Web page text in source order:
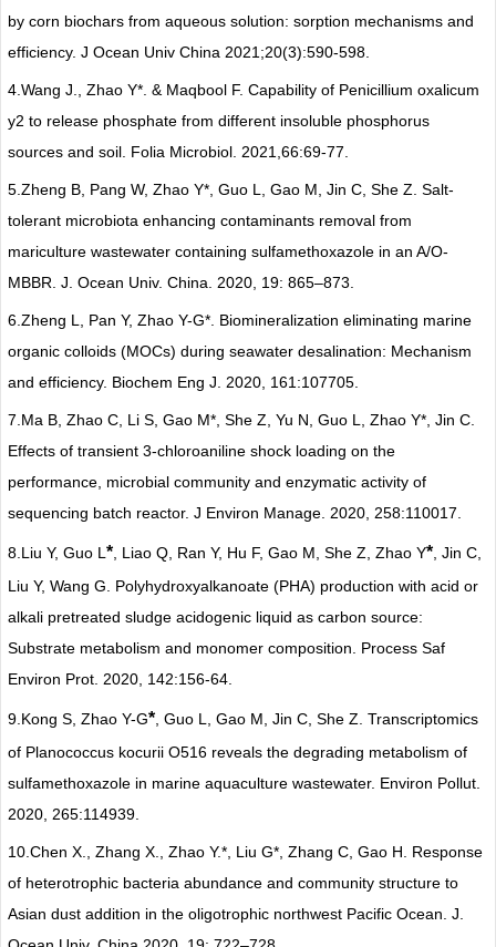
by corn biochars from aqueous solution: sorption mechanisms and
efficiency. J Ocean Univ China 2021;20(3):590-598.
4. Wang J., Zhao Y*. & Maqbool F. Capability of Penicillium oxalicum
y2 to release phosphate from different insoluble phosphorus
sources and soil. Folia Microbiol. 2021, 66:69-77.
5. Zheng B, Pang W, Zhao Y*, Guo L, Gao M, Jin C, She Z. Salt-
tolerant microbiota enhancing contaminants removal from
mariculture wastewater containing sulfamethoxazole in an A/O-
MBBR. J. Ocean Univ. China. 2020, 19: 865–873.
6. Zheng L, Pan Y, Zhao Y-G*. Biomineralization eliminating marine
organic colloids (MOCs) during seawater desalination: Mechanism
and efficiency. Biochem Eng J. 2020, 161:107705.
7. Ma B, Zhao C, Li S, Gao M*, She Z, Yu N, Guo L, Zhao Y*, Jin C.
Effects of transient 3-chloroaniline shock loading on the
performance, microbial community and enzymatic activity of
sequencing batch reactor. J Environ Manage. 2020, 258:110017.
8. Liu Y, Guo L * , Liao Q, Ran Y, Hu F, Gao M, She Z, Zhao Y* , Jin C,
Liu Y, Wang G. Polyhydroxyalkanoate (PHA) production with acid or
alkali pretreated sludge acidogenic liquid as carbon source:
Substrate metabolism and monomer composition. Process Saf
Environ Prot. 2020, 142:156-64.
9. Kong S, Zhao Y-G* , Guo L, Gao M, Jin C, She Z. Transcriptomics
of Planococcus kocurii O516 reveals the degrading metabolism of
sulfamethoxazole in marine aquaculture wastewater. Environ Pollut.
2020, 265:114939.
10. Chen X., Zhang X., Zhao Y.*, Liu G*, Zhang C, Gao H. Response
of heterotrophic bacteria abundance and community structure to
Asian dust addition in the oligotrophic northwest Pacific Ocean. J.